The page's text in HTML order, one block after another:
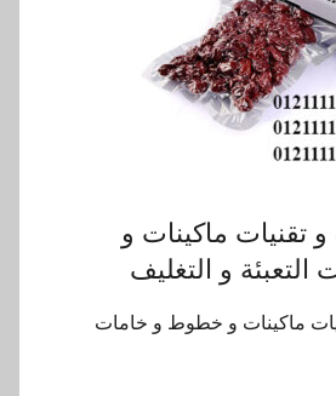
تقنيات ماكينات و
و التغليف
ماكينات و خطوط و خامات